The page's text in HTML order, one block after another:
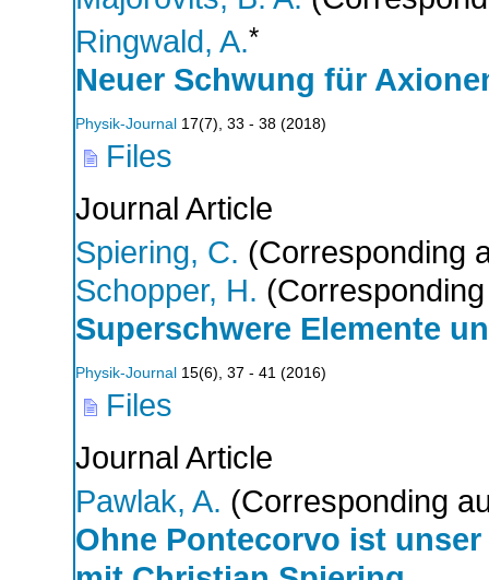
Ringwald, A.*
Neuer Schwung für
Physik-Journal 17(7), 33 - 38 (2018)
Files
Journal Article
Spiering, C. (Corresponding
Schopper, H.
Superschwere Elemente
Physik-Journal 15(6), 37 - 41 (2016)
Files
Journal Article
Pawlak, A. (Corresponding
Ohne Pontecorvo ist